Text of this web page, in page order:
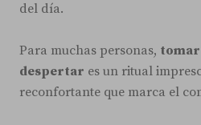
del día.
Para muchas personas, tomar
despertar es un ritual
reconfortante que marca el